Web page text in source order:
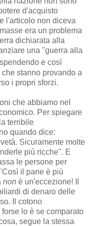
d'acquisto
l'articolo non diceva
era un problema
dichiarata alla
una "guerra alla
e così
stanno provando a
i propri sforzi.
che abbiamo nel
Per spiegare
terribile
quando dice:
Sicuramente molte
più ricche". E
le persone per
il pane è più
non è un'eccezione! Il
di denaro delle
Il cotono
lo è se comparato
segue la stessa